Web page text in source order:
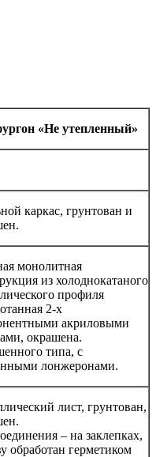
«Не утепленный»
каркас, грунтован и
монолитная
из холоднокатаного
профиля
2-х
акриловыми
окрашена.
типа, с
лонжеронами.
лист, грунтован,
– на заклепках,
обработан герметиком